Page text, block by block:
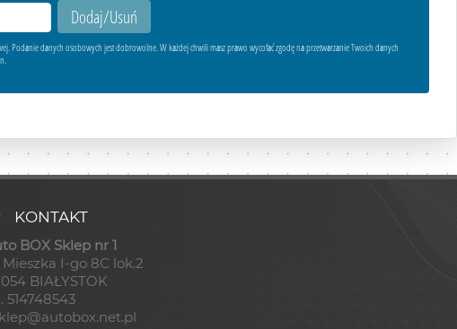
danych osobowych jest dobrowolne. W każdej chwili masz prawo wycofać zgodę na przetwarzanie Twoich danych
KONTAKT
BOX Sklep nr 1
Mieszka I-go 8C lok.2
054 BIAŁYSTOK
514748543